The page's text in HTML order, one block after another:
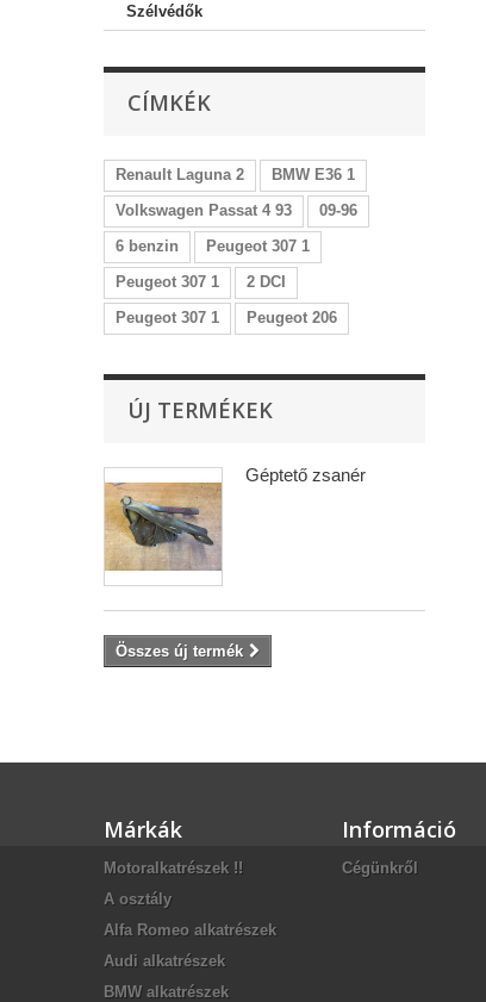
Szélvédők
CÍMKÉK
Renault Laguna 2
BMW E36 1
Volkswagen Passat 4 93
09-96
6 benzin
Peugeot 307 1
Peugeot 307 1
2 DCI
Peugeot 307 1
Peugeot 206
ÚJ TERMÉKEK
Géptető zsanér
Összes új termék
Márkák
Motoralkatrészek !!
A osztály
Alfa Romeo alkatrészek
Audi alkatrészek
BMW alkatrészek
Információ
Cégünkről